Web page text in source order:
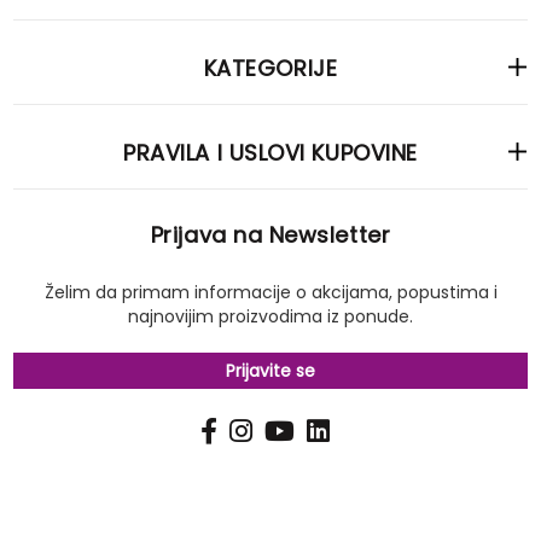
KATEGORIJE
PRAVILA I USLOVI KUPOVINE
Prijava na Newsletter
Želim da primam informacije o akcijama, popustima i
najnovijim proizvodima iz ponude.
Prijavite se